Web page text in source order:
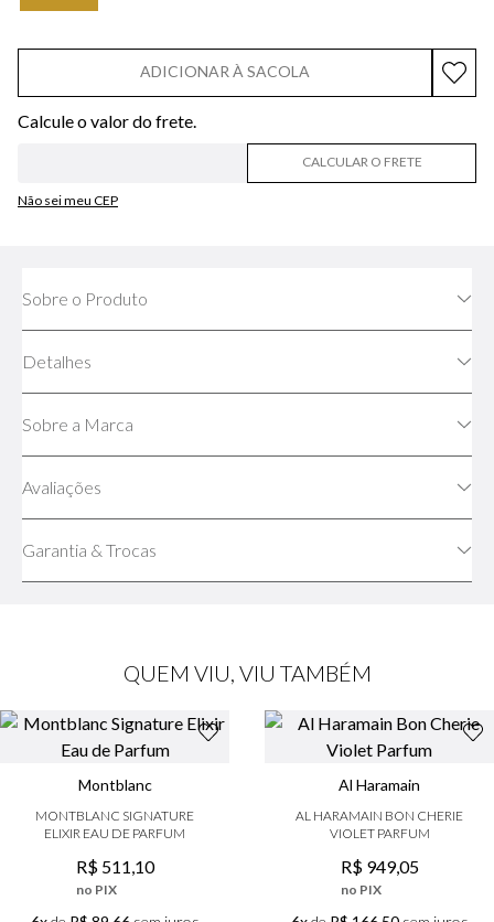
ADICIONAR À SACOLA
Não sei meu CEP
CALCULAR O FRETE
Sobre o Produto
Detalhes
Sobre a Marca
Avaliações
Garantia & Trocas
QUEM VIU, VIU TAMBÉM
Montblanc
MONTBLANC SIGNATURE
ELIXIR EAU DE PARFUM
R$ 511,10
no PIX
Al Haramain
AL HARAMAIN BON CHERIE
VIOLET PARFUM
R$ 949,05
no PIX